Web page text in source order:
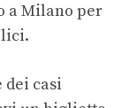
a Milano per
dei casi